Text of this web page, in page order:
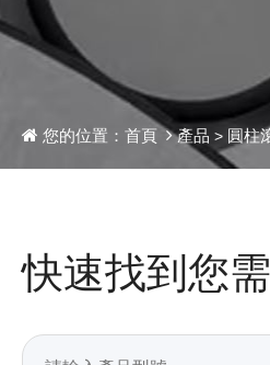
您的位置： 首頁 產品 > 圓柱
快速找到您